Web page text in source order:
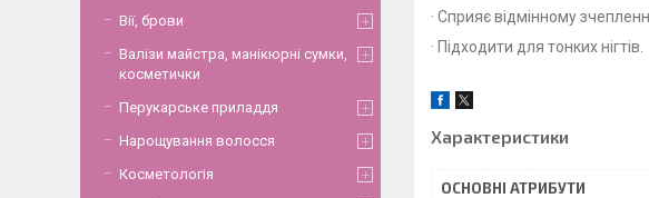
· Сприяє відмінному
· Підходити для тонких нігтів.
Характеристики
ОСНОВНІ АТРИБУТИ
Вії, брови
Валізи майстра, манікюрні сумки,
косметички
Перукарське приладдя
Нарощування волосся
Косметологія